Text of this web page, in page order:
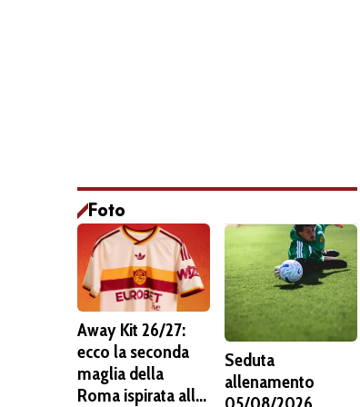
Foto
Away Kit 26/27:
ecco la seconda
maglia della
Roma ispirata alla
Seduta
allenamento